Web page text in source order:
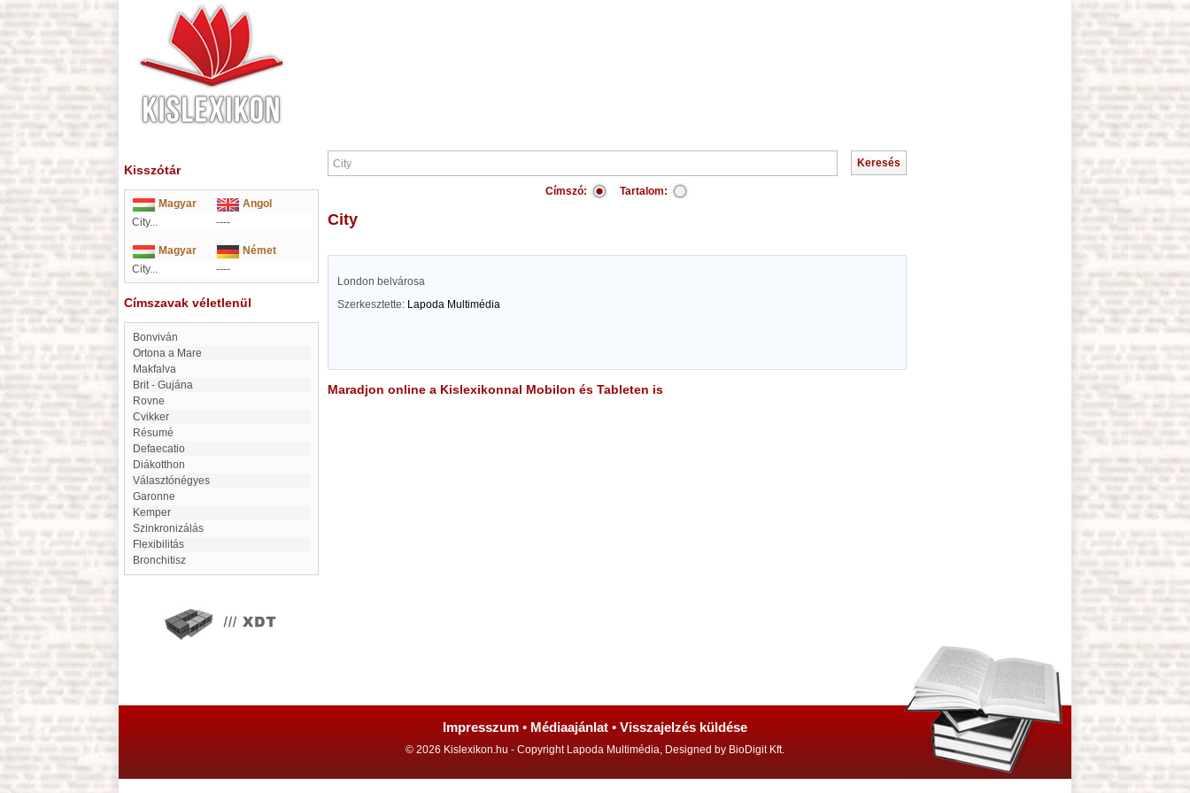
Kisszótár
Magyar
Angol
City...
----
Magyar
Német
City...
----
Címszavak véletlenül
bonviván
Ortona a Mare
Makfalva
Brit - Gujána
Rovne
Cvikker
Résumé
Defaecatio
Diákotthon
választónégyes
Garonne
Kemper
szinkronizálás
flexibilitás
Bronchitisz
Címszó: Tartalom:
City
London belvárosa
Szerkesztette: Lapoda Multimédia
Maradjon online a Kislexikonnal Mobilon és Tableten is
Impresszum • Médiaajánlat • Visszajelzés küldése
© 2026 Kislexikon.hu - Copyright Lapoda Multimédia, Designed by BioDigit Kft.